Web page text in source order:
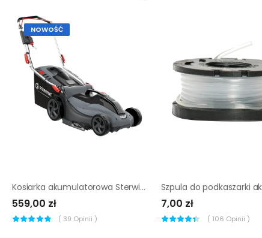
NOWOŚĆ
Kosiarka akumulatorowa Sterwins Solo 40V 42cm
559,00 zł
( 39 Opinii )
7,00 zł
( 106 Opinii )